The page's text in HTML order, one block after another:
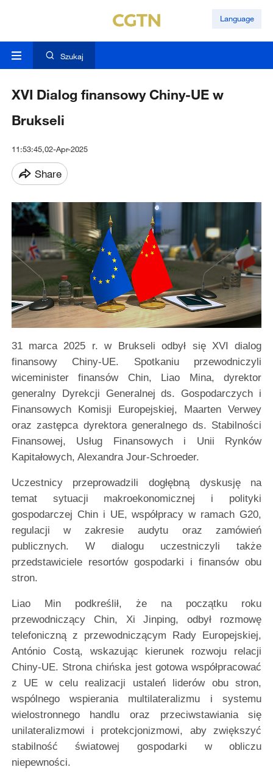
Language
Szukaj
XVI Dialog finansowy Chiny-UE w
Brukseli
11:53:45,02-Apr-2025
Share
31 marca 2025 r. w Brukseli odbył się XVI dialog
finansowy Chiny-UE. Spotkaniu przewodniczyli
wiceminister finansów Chin, Liao Mina, dyrektor
generalny Dyrekcji Generalnej ds. Gospodarczych i
Finansowych Komisji Europejskiej, Maarten Verwey
oraz zastępca dyrektora generalnego ds. Stabilności
Finansowej, Usług Finansowych i Unii Rynków
Kapitałowych, Alexandra Jour-Schroeder.
Uczestnicy przeprowadzili dogłębną dyskusję na
temat sytuacji makroekonomicznej i polityki
gospodarczej Chin i UE, współpracy w ramach G20,
regulacji w zakresie audytu oraz zamówień
publicznych. W dialogu uczestniczyli także
przedstawiciele resortów gospodarki i finansów obu
stron.
Liao Min podkreślił, że na początku roku
przewodniczący Chin, Xi Jinping, odbył rozmowę
telefoniczną z przewodniczącym Rady Europejskiej,
António Costą, wskazując kierunek rozwoju relacji
Chiny-UE. Strona chińska jest gotowa współpracować
z UE w celu realizacji ustaleń liderów obu stron,
wspólnego wspierania multilateralizmu i systemu
wielostronnego handlu oraz przeciwstawiania się
unilateralizmowi i protekcjonizmowi, aby zwiększyć
stabilność światowej gospodarki w obliczu
niepewności.